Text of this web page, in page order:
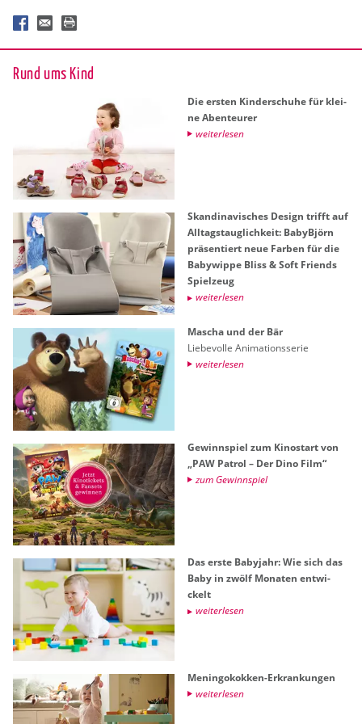
Rund ums Kind
Die ers­ten Kin­der­schu­he für klei­
ne Aben­teu­rer
wei­ter­le­sen
Skan­di­na­vi­sches De­sign trifft auf
All­tags­taug­lich­keit: Ba­byB­jörn
prä­sen­tiert neue Far­ben für die
Ba­by­wip­pe Bliss & Soft Fri­ends
Spiel­zeug
wei­ter­le­sen
Ma­scha und der Bär
Lie­be­vol­le Ani­ma­ti­ons­se­rie
wei­ter­le­sen
Ge­winn­spiel zum Ki­no­start von
„PAW Pa­t­rol – Der Dino Film“
zum Ge­winn­spiel
Das erste Ba­by­jahr: Wie sich das
Baby in zwölf Mo­na­ten ent­wi­
ckelt
wei­ter­le­sen
Me­nin­go­kok­ken-Er­kran­kun­gen
wei­ter­le­sen